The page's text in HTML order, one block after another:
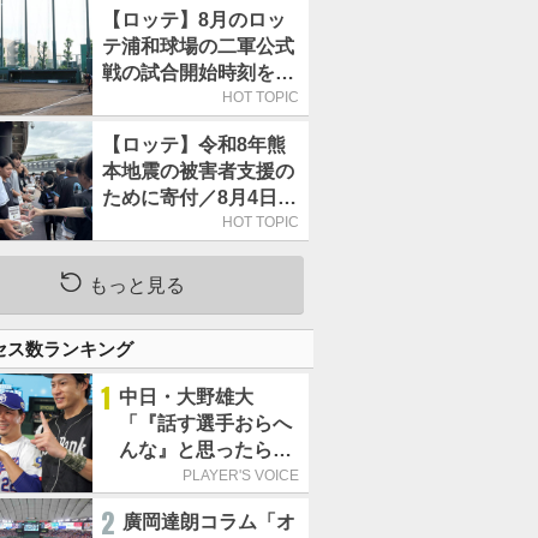
【ロッテ】8月のロッ
テ浦和球場の二軍公式
戦の試合開始時刻を午
前10時30分に変更HOT TOPIC
【ロッテ】令和8年熊
本地震の被害者支援の
ために寄付／8月4日に
は選手たちが募金箱を
HOT TOPIC
もっと見る
ス数ランキング
1 中日・大野雄大
「『話す選手おらへ
んな』と思ったら坂
本勇人が来た！」／
PLAYER'S VOICE
2 廣岡達朗コラム「オ